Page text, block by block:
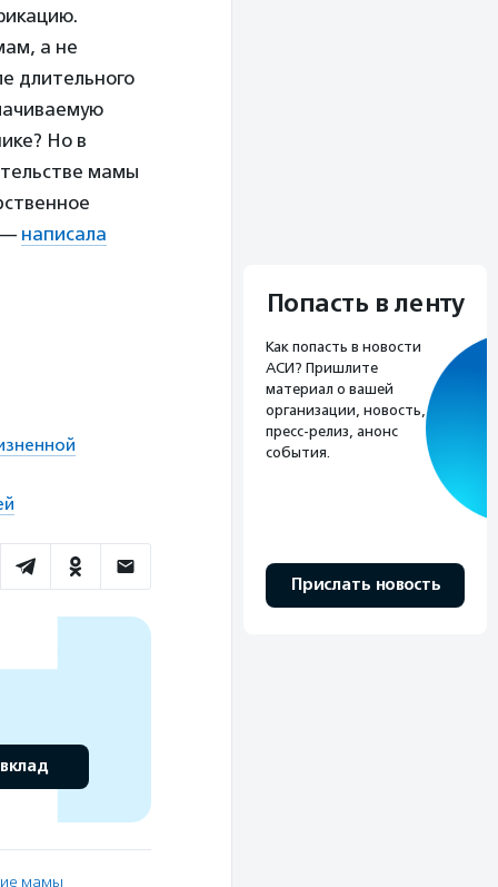
а не
длительного
Но в
мамы
— написала
мамы
Попасть в ленту
Как попасть в новости
АСИ? Пришлите
материал о вашей
организации, новость,
пресс-релиз, анонс
события.
Прислать новость